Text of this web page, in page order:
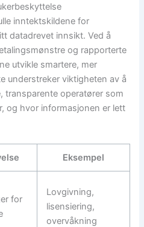
inntektskildene for
datadrevet innsikt. Ved å
og rapporterte
utvikle smartere, mer
understreker viktigheten av å
transparente operatører som
og hvor informasjonen er lett
Eksempel
for
Lovgivning,
lisensiering,
overvåkning